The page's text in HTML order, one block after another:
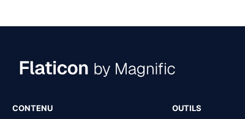
CONTENU OUTILS